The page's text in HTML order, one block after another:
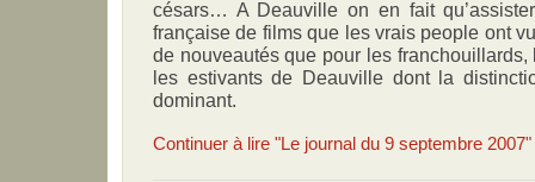
césars… A Deauville on en fait
française de films que les vrais people ont
de nouveautés que pour les
les estivants de Deauville dont la
dominant.
Continuer à lire "Le journal du 9 septembre 2007"